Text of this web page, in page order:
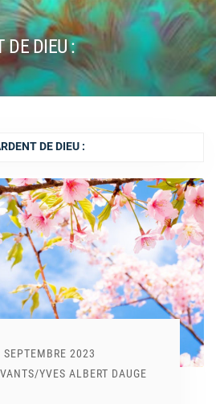
DE DIEU :
DE DIEU :
SEPTEMBRE 2023
/YVES ALBERT DAUGE